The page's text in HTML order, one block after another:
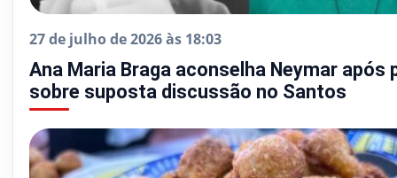
27 de julho de 2026 às 18:03
Ana Maria Braga aconselha Neymar após
sobre suposta discussão no Santos